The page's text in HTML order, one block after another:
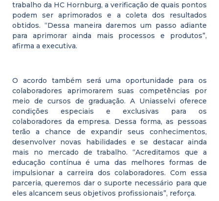
trabalho da HC Hornburg, a verificação de quais pontos
podem ser aprimorados e a coleta dos resultados
obtidos. “Dessa maneira daremos um passo adiante
para aprimorar ainda mais processos e produtos”,
afirma a executiva.
O acordo também será uma oportunidade para os
colaboradores aprimorarem suas competências por
meio de cursos de graduação. A Uniasselvi oferece
condições especiais e exclusivas para os
colaboradores da empresa. Dessa forma, as pessoas
terão a chance de expandir seus conhecimentos,
desenvolver novas habilidades e se destacar ainda
mais no mercado de trabalho. “Acreditamos que a
educação contínua é uma das melhores formas de
impulsionar a carreira dos colaboradores. Com essa
parceria, queremos dar o suporte necessário para que
eles alcancem seus objetivos profissionais”, reforça.